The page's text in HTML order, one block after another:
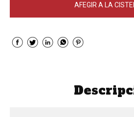
AFEGIR A LA